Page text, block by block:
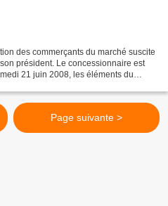
des commerçants du marché suscite
président. Le concessionnaire est
21 juin 2008, les éléments du
Page suivante >